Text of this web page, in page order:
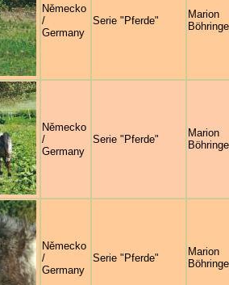
Německo
/
Germany
Serie "Pferde"
Marion
Německo
/
Germany
Serie "Pferde"
Marion
Německo
/
Germany
Serie "Pferde"
Marion